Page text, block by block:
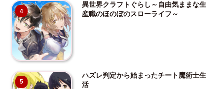
4
異世界クラフトぐらし～自由気ままな生
産職のほのぼのスローライフ～
5
ハズレ判定から始まったチート魔術士生
活